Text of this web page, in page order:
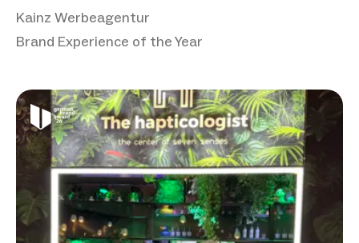
Kainz Werbeagentur
Brand Experience of the Year